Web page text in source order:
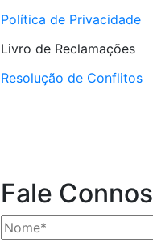
Política de Privacidade
Livro de Reclamações
Resolução de Conflitos
Fale